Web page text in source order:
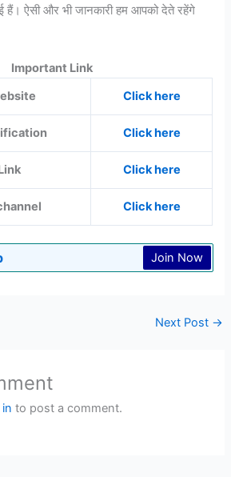
हैं। ऐसी और भी जानकारी हम आपको देते रहेंगे
Important Link
Click here
Click here
Click here
Click here
Join Now
Next Post →
to post a comment.